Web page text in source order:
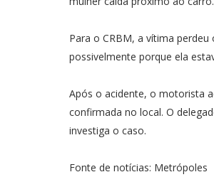
Para o CRBM, a vítima
possivelmente porque ela
Após o acidente, o motorista
confirmada no local. O
investiga o caso.
Fonte de notícias: Metrópoles